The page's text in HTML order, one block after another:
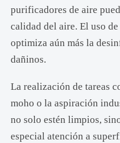
purificadores de aire
calidad del aire. El uso
optimiza aún más la
dañinos.
La realización de tareas
moho o la aspiración
no solo estén limpios,
especial atención a